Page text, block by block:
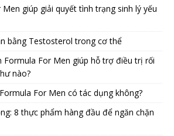
giúp giải quyết tình trạng sinh lý yếu
bằng Testosterol trong cơ thể
Formula For Men giúp hỗ trợ điều trị rối
nào?
For Men có tác dụng không?
8 thực phẩm hàng đầu để ngăn chặn